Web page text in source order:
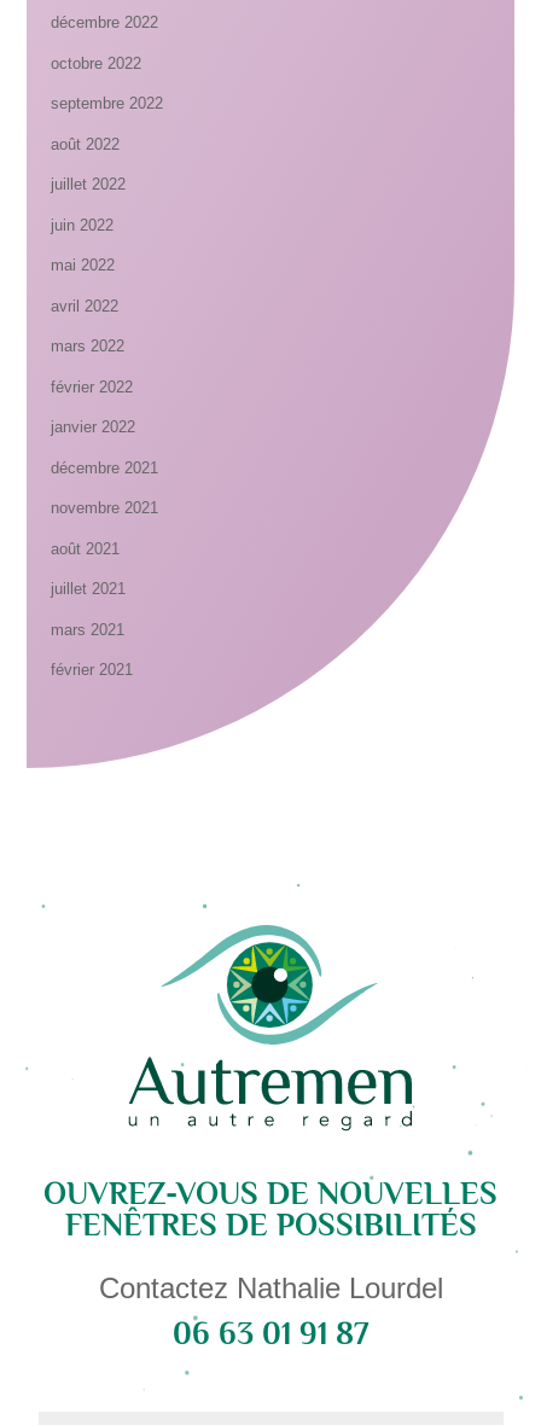
décembre 2022
octobre 2022
septembre 2022
août 2022
juillet 2022
juin 2022
mai 2022
avril 2022
mars 2022
février 2022
janvier 2022
décembre 2021
novembre 2021
août 2021
juillet 2021
mars 2021
février 2021
OUVREZ-VOUS DE NOUVELLES
FENÊTRES DE POSSIBILITÉS
Contactez Nathalie Lourdel
06 63 01 91 87